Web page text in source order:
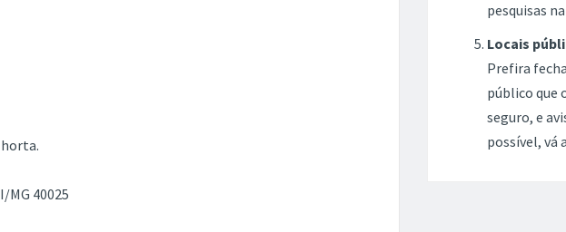
MG 40025
pesquisas
Locais
Prefira
público que
seguro, e
possível, vá